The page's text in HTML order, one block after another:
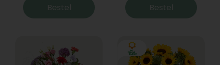
Bestel Bestel